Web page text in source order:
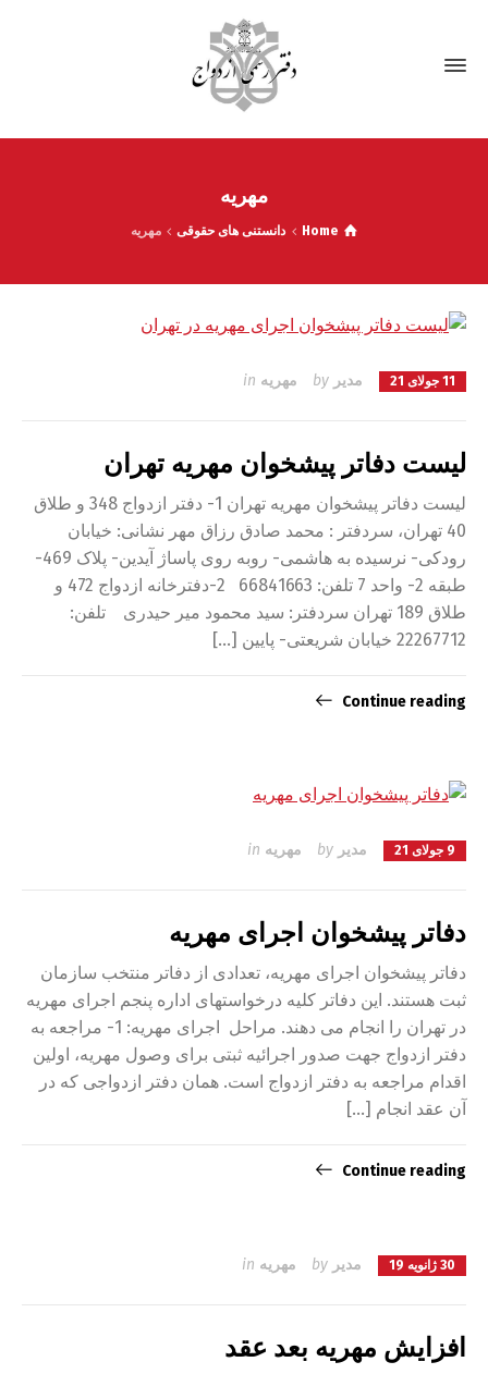
مهریه
Home دانستنی های حقوقی مهریه
11 جولای 21 مدیر مهریه
لیست دفاتر پیشخوان مهریه تهران
لیست دفاتر پیشخوان مهریه تهران 1- دفتر ازدواج 348 و طلاق
40 تهران، سردفتر : محمد صادق رزاق مهر نشانی: خیابان
رودکی- نرسیده به هاشمی- روبه روی پاساژ آیدین- پلاک 469-
طبقه 2- واحد 7 تلفن: 66841663 2-دفترخانه ازدواج 472 و
طلاق 189 تهران سردفتر: سید محمود میر حیدری تلفن:
22267712 خیابان شریعتی- پایین […]
Continue reading
9 جولای 21 مدیر مهریه
دفاتر پیشخوان اجرای مهریه
دفاتر پیشخوان اجرای مهریه، تعدادی از دفاتر منتخب سازمان
ثبت هستند. این دفاتر کلیه درخواستهای اداره پنجم اجرای مهریه
در تهران را انجام می دهند. مراحل اجرای مهریه: 1- مراجعه به
دفتر ازدواج جهت صدور اجرائیه ثبتی برای وصول مهریه، اولین
اقدام مراجعه به دفتر ازدواج است. همان دفتر ازدواجی که در
آن عقد انجام […]
Continue reading
30 ژانویه 19 مدیر مهریه
افزایش مهریه بعد عقد